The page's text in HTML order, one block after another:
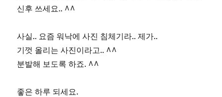
신후 쓰세요.. ^^
사실.. 요즘 워낙에 사진 침체기라.. 제가..
기껏 올리는 사진이라고.. ^^
분발해 보도록 하죠. ^^
좋은 하루 되세요.